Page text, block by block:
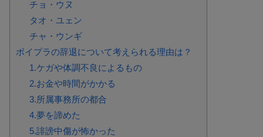
チョ・ウヌ
タオ・ユェン
チャ・ウンギ
ボイプラの辞退について考えられる理由は？
1.ケガや体調不良によるもの
2.お金や時間がかかる
3.所属事務所の都合
4.夢を諦めた
5.誹謗中傷が怖かった